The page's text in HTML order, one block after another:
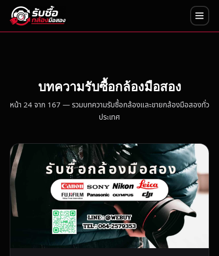
บทความรับซื้อกล้องมือสอง
หน้า 24 จาก 167 — รวมบทความรับซื้อกล้องและขายกล้องมือสองทั่ว
ประเทศ